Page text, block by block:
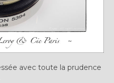
avec toute la prudence